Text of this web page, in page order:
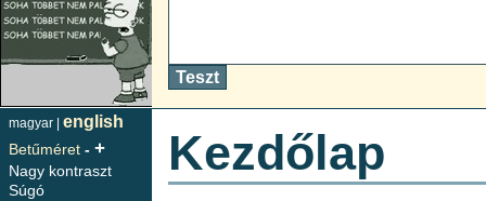
magyar | english
Betűméret - +
Nagy kontraszt
Súgó
Kezdőlap